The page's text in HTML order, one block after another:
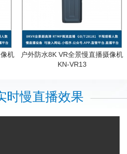
机
户外防水8K VR全景慢直播摄像机
KN-VR13
时慢直播效果